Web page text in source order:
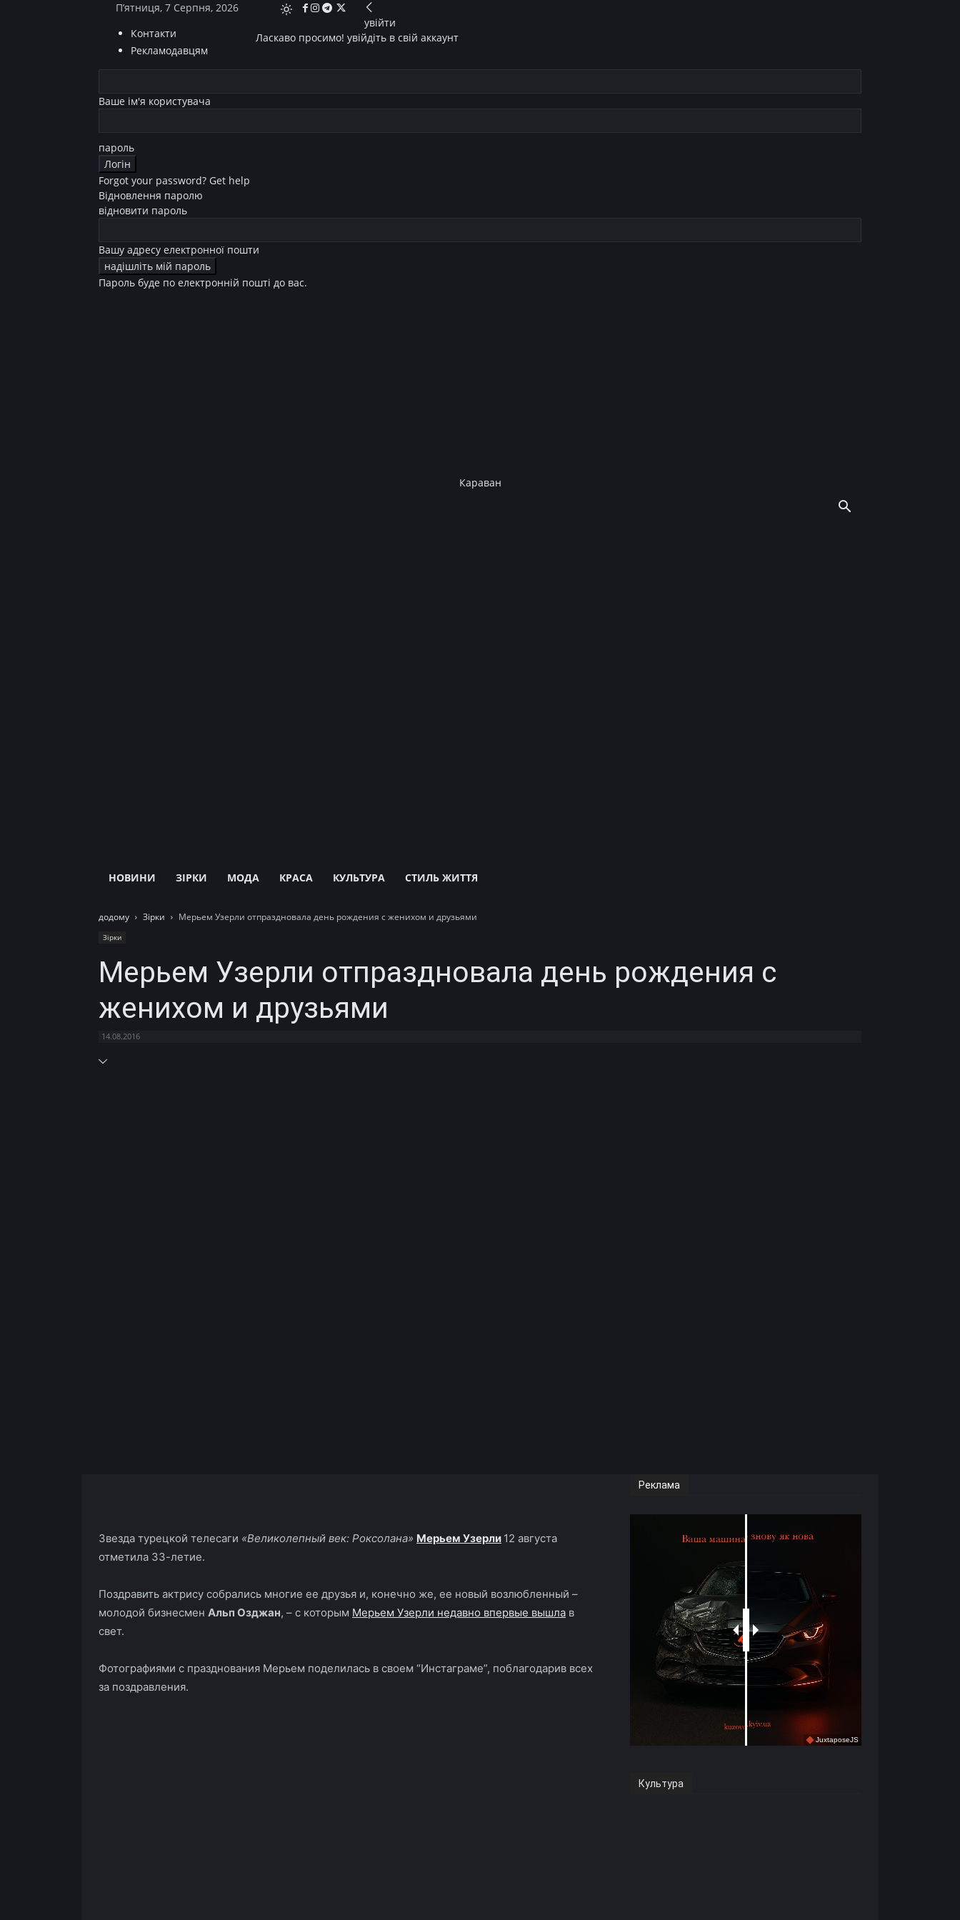
П’ятниця, 7 Серпня, 2026
Контакти
Рекламодавцям
увійти
Ласкаво просимо! увійдіть в свій аккаунт
Ваше ім'я користувача
пароль
Forgot your password? Get help
Відновлення паролю
відновити пароль
Вашу адресу електронної пошти
Пароль буде по електронній пошті до вас.
Караван
НОВИНИ ЗІРКИ МОДА КРАСА КУЛЬТУРА СТИЛЬ ЖИТТЯ
додому Зірки Мерьем Узерли отпраздновала день рождения с женихом и друзьями
Зірки
Мерьем Узерли отпраздновала день рождения с
женихом и друзьями
14.08.2016
Звезда турецкой телесаги «Великолепный век: Роксолана» Мерьем Узерли 12 августа
отметила 33-летие.
Поздравить актрису собрались многие ее друзья и, конечно же, ее новый возлюбленный –
молодой бизнесмен Альп Озджан, – с которым Мерьем Узерли недавно впервые вышла в
свет.
Фотографиями с празднования Мерьем поделилась в своем “Инстаграме”, поблагодарив всех
за поздравления.
Реклама
Культура